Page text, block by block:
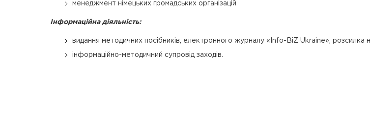
менеджмент німецьких громадських організацій
Інформаційна діяльність:
видання методичних посібників, електронного журналу «Info-BiZ Ukraine», розсилка
інформаційно-методичний супровід заходів.